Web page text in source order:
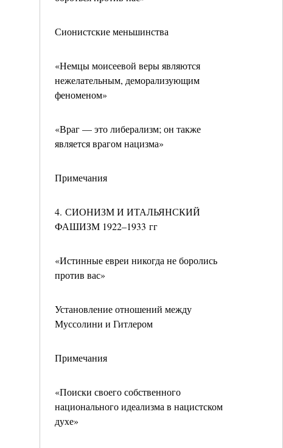
Сионистские меньшинства
«Немцы моисеевой веры являются
нежелательным, деморализующим
феноменом»
«Враг — это либерализм; он также
является врагом нацизма»
Примечания
4. СИОНИЗМ И ИТАЛЬЯНСКИЙ
ФАШИЗМ 1922–1933 гг
«Истинные евреи никогда не боролись
против вас»
Установление отношений между
Муссолини и Гитлером
Примечания
«Поиски своего собственного
национального идеализма в нацистском
духе»